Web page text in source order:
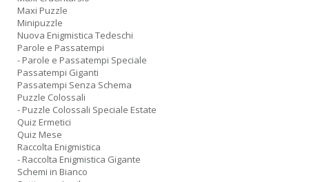
Maxi Puzzle
Minipuzzle
Nuova Enigmistica Tedeschi
Parole e Passatempi
- Parole e Passatempi Speciale
Passatempi Giganti
Passatempi Senza Schema
Puzzle Colossali
- Puzzle Colossali Speciale Estate
Quiz Ermetici
Quiz Mese
Raccolta Enigmistica
- Raccolta Enigmistica Gigante
Schemi in Bianco